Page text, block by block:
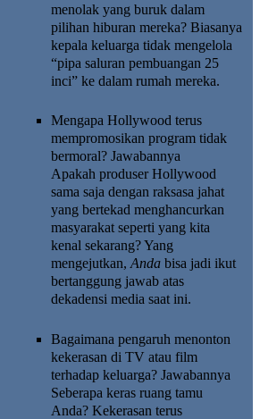
menolak yang buruk dalam
pilihan hiburan mereka? Biasanya
kepala keluarga tidak mengelola
“pipa saluran pembuangan 25
inci” ke dalam rumah mereka.
Mengapa Hollywood terus
mempromosikan program tidak
bermoral? Jawabannya
Apakah produser Hollywood
sama saja dengan raksasa jahat
yang bertekad menghancurkan
masyarakat seperti yang kita
kenal sekarang? Yang
mengejutkan, Anda bisa jadi ikut
bertanggung jawab atas
dekadensi media saat ini.
Bagaimana pengaruh menonton
kekerasan di TV atau film
terhadap keluarga? Jawabannya
Seberapa keras ruang tamu
Anda? Kekerasan terus